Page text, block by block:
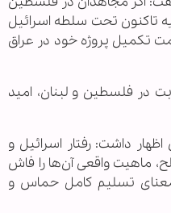
تاکنون تحت سلطه اسرائیل
تکمیل پروژه خود در عراق
در فلسطین و لبنان، امید
داشت: رفتار اسرائیل و
ماهیت واقعی آن‌ها را فاش
تسلیم کامل حماس و